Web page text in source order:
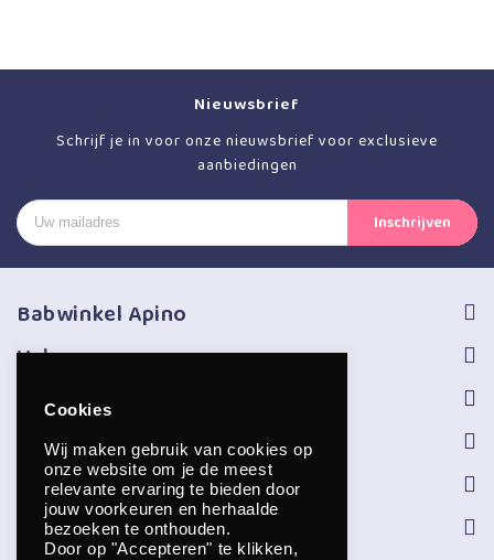
Nieuwsbrief
Schrijf je in voor onze nieuwsbrief voor exclusieve
aanbiedingen
Babwinkel Apino
Volg ons
Informatie
Service
Openingstijden
Contact
Cookies
Wij maken gebruik van cookies op
onze website om je de meest
relevante ervaring te bieden door
jouw voorkeuren en herhaalde
bezoeken te onthouden.
Door op "Accepteren" te klikken,